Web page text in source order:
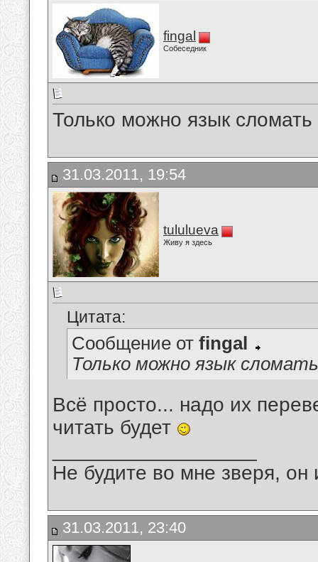
fingal
Собеседник
Только можно язык
31.03.2011, 19:54
tululueva
Живу я здесь
Цитата:
Сообщение от fingal
Только можно язык
Всё просто... надо их
читать будет
Не будите во мне зверя, он
31.03.2011, 23:40